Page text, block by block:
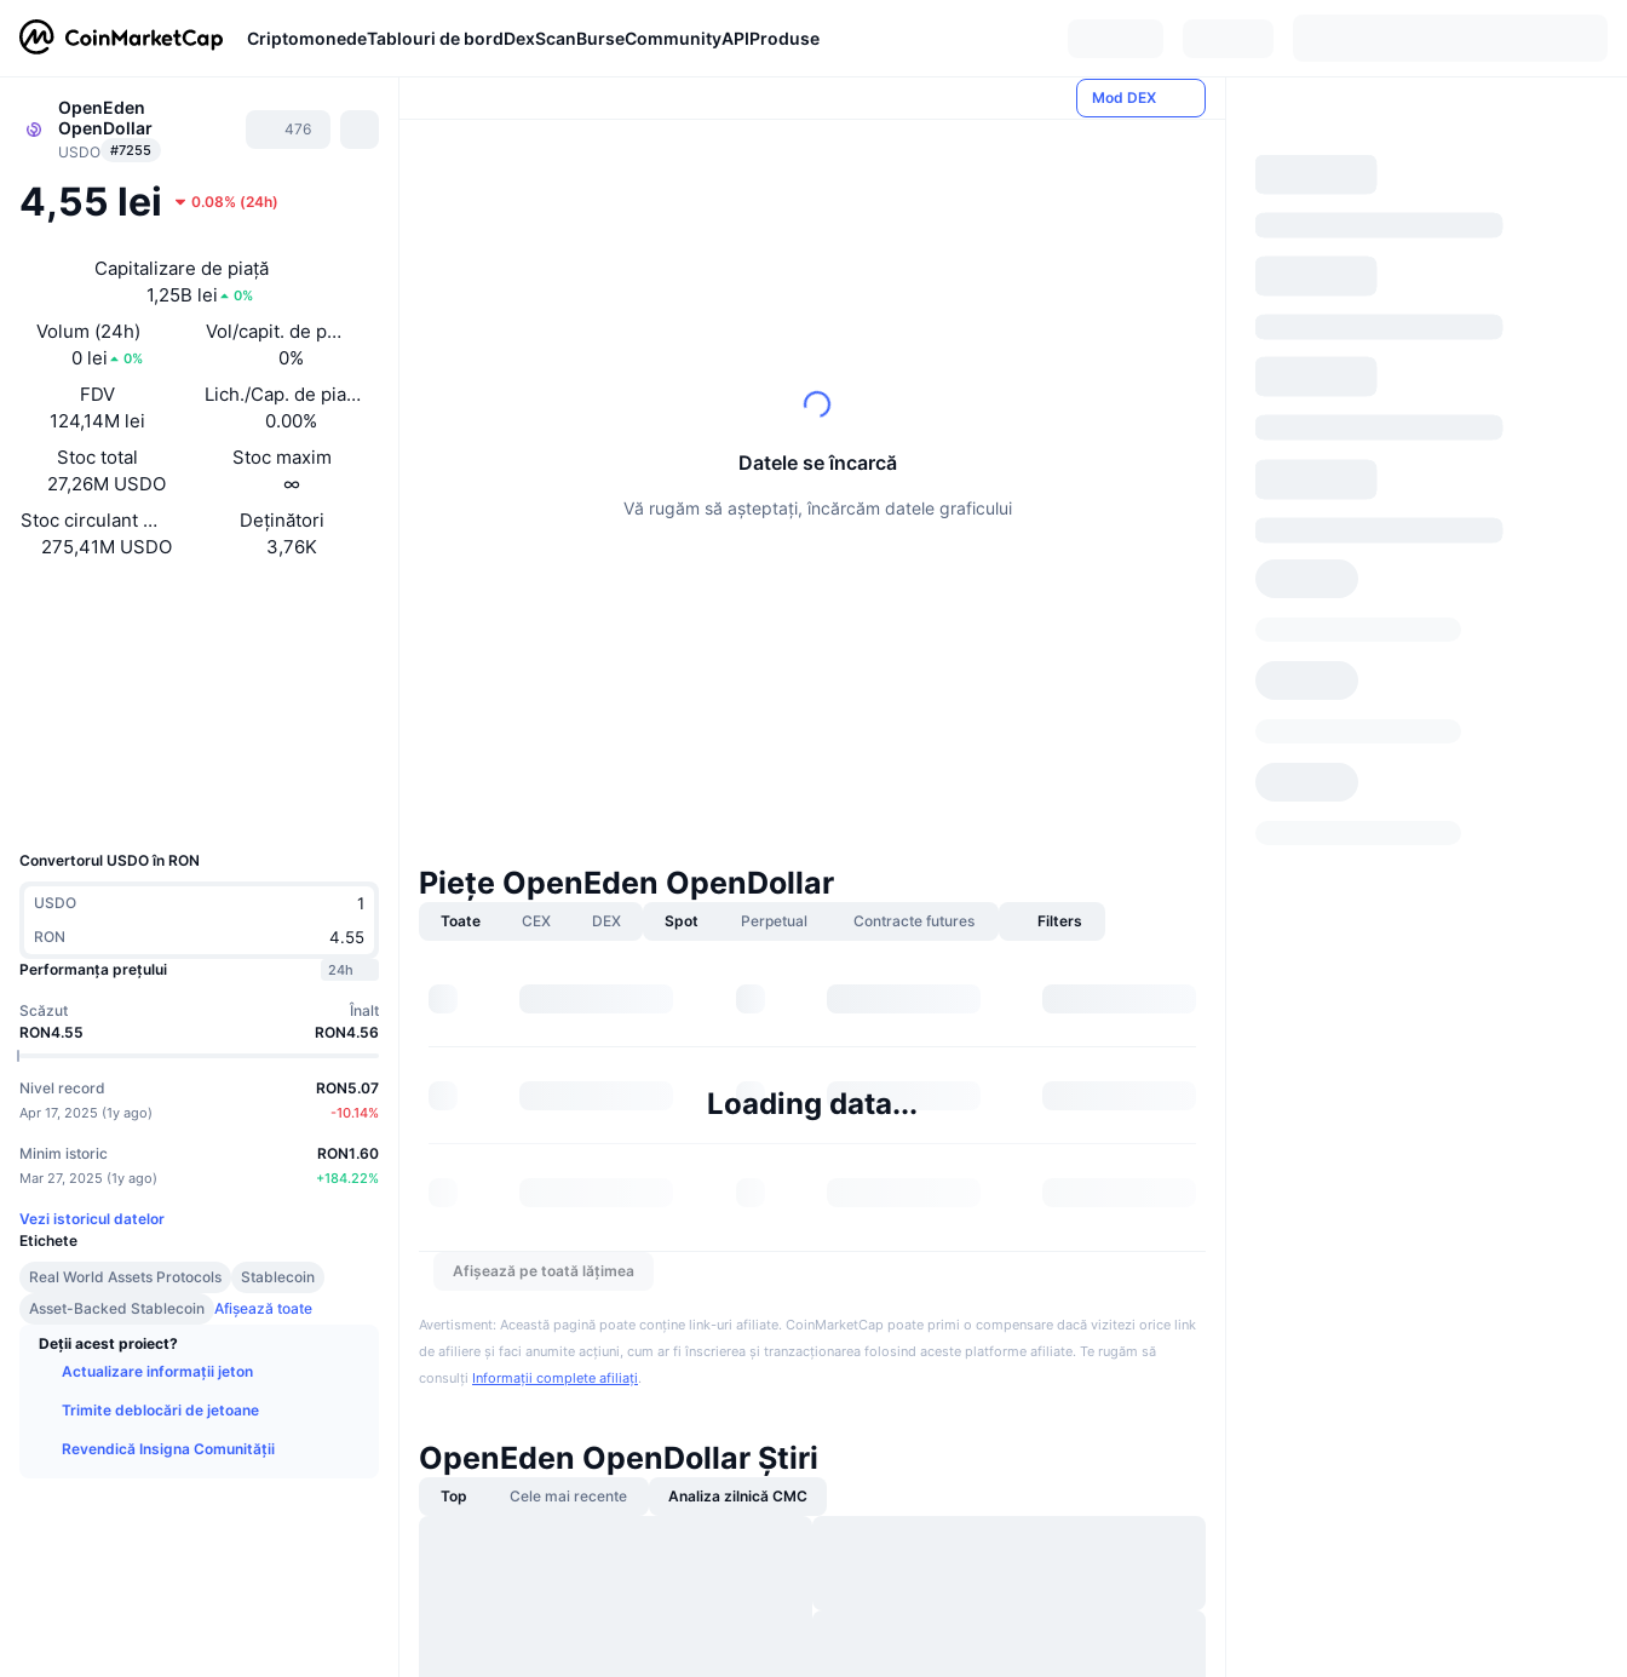
CriptomonedeTablouri de bordDexScanBurseCommunityAPIProduse
OpenEden
OpenDollar
USDO #7255
476
4,55 lei 0.08% (24h)
Capitalizare de piață
1,25B lei
0%
Volum (24h)
0 lei
0%
Vol/capit. de piață (24 h)
0%
FDV
124,14M lei
Lich./Cap. de piață
0.00%
Stoc total
27,26M USDO
Stoc maxim
∞
Stoc circulant auto-raportat
275,41M USDO
Deținători
3,76K
Convertorul USDO în RON
USDO
RON
Performanța prețului
24h
Scăzut
RON4.55
Înalt
RON4.56
Nivel record
Apr 17, 2025 (1y ago)
RON5.07
-10.14%
Minim istoric
Mar 27, 2025 (1y ago)
RON1.60
+184.22%
Vezi istoricul datelor
Etichete
Real World Assets Protocols
Stablecoin
Asset-Backed Stablecoin Afișează toate
Deții acest proiect?
Actualizare informații jeton
Trimite deblocări de jetoane
Revendică Insigna Comunității
Mod DEX
Datele se încarcă
Vă rugăm să așteptați, încărcăm datele graficului
Piețe OpenEden OpenDollar
Toate CEX DEX Spot Perpetual Contracte futures Filters
Loading data...
Afișează pe toată lățimea
Avertisment: Această pagină poate conține link-uri afiliate. CoinMarketCap poate primi o compensare dacă vizitezi orice link
de afiliere și faci anumite acțiuni, cum ar fi înscrierea și tranzacționarea folosind aceste platforme afiliate. Te rugăm să
consulți Informații complete afiliați.
OpenEden OpenDollar Știri
Top Cele mai recente Analiza zilnică CMC